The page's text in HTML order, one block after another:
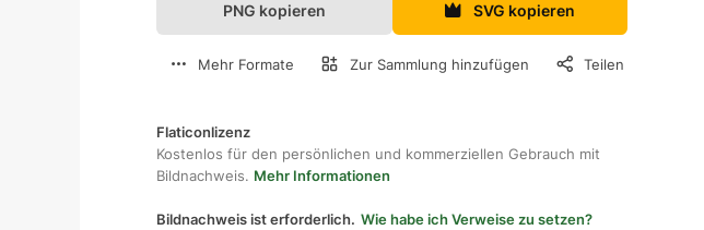
PNG kopieren SVG kopieren
Mehr Formate Zur Sammlung hinzufügen Teilen
Flaticonlizenz
Kostenlos für den persönlichen und kommerziellen Gebrauch mit
Bildnachweis. Mehr Informationen
Bildnachweis ist erforderlich. Wie habe ich Verweise zu setzen?